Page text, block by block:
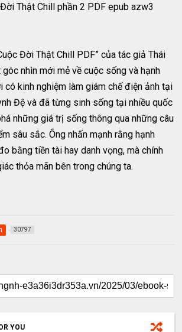
Thật Chill phần 2 PDF epub azw3
Đời Thật Chill PDF” của tác giả Thái
nhìn mới mẻ về cuộc sống và hạnh
có kinh nghiệm làm giám chế điện ảnh tại
Đệ và đã từng sinh sống tại nhiều quốc
những giá trị sống thông qua những câu
sâu sắc. Ông nhấn mạnh rằng hạnh
bằng tiền tài hay danh vọng, mà chính
thỏa mãn bên trong chúng ta.
30797
YOU